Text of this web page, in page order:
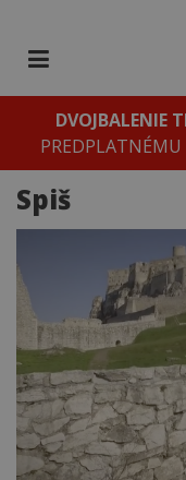
DVOJBALENIE
PREDPLATNÉMU
Spiš